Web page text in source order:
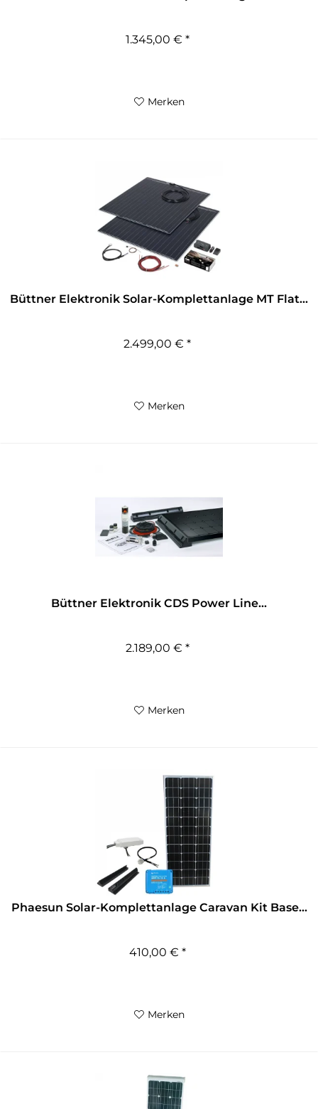
1.345,00 € *
Merken
Büttner Elektronik Solar-Komplettanlage MT Flat...
2.499,00 € *
Merken
Büttner Elektronik CDS Power Line...
2.189,00 € *
Merken
Phaesun Solar-Komplettanlage Caravan Kit Base...
410,00 € *
Merken